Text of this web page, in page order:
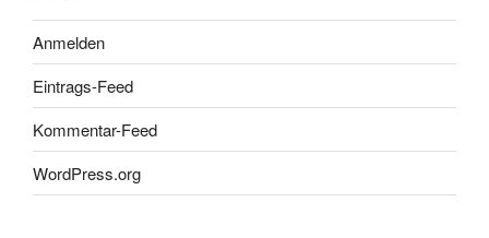
Anmelden
Eintrags-Feed
Kommentar-Feed
WordPress.org